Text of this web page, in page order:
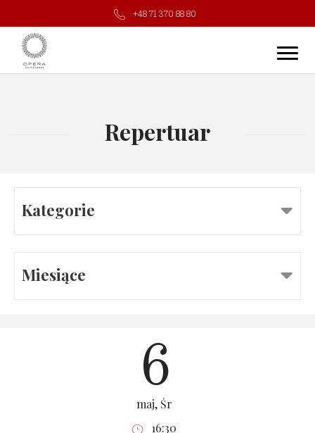
+48 71 370 88 80
Repertuar
Kategorie
Miesiące
6
maj, Śr
16:30